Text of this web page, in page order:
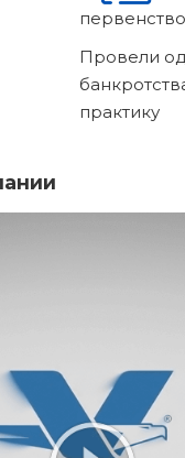
первенство
Провели
практику